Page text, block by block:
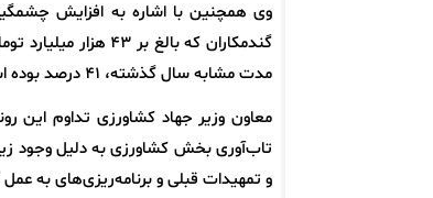
گندمکاران که
مدت مشابه سال گذشته، ۴۱ درصد بوده است.
معاون وزیر جهاد کشاورزی تداوم این
تاب‌آوری بخش کشاورزی به دلیل وجود
و تمهیدات قبلی و برنامه‌ریزی‌های به